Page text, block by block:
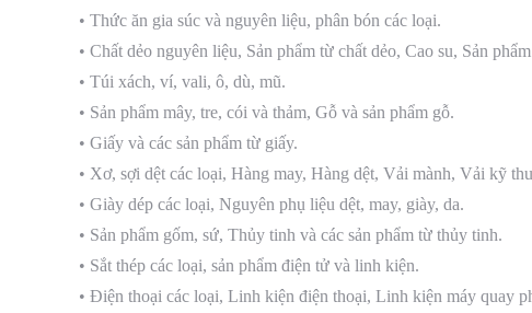
• Thức ăn gia súc và nguyên liệu, phân bón các loại.
• Chất dẻo nguyên liệu, Sản phẩm từ chất dẻo, Cao su, Sản
• Túi xách, ví, vali, ô, dù, mũ.
• Sản phẩm mây, tre, cói và thảm, Gỗ và sản phẩm gỗ.
• Giấy và các sản phẩm từ giấy.
• Xơ, sợi dệt các loại, Hàng may, Hàng dệt, Vải mành, Vải kỹ
• Giày dép các loại, Nguyên phụ liệu dệt, may, giày, da.
• Sản phẩm gốm, sứ, Thủy tinh và các sản phẩm từ thủy tinh.
• Sắt thép các loại, sản phẩm điện tử và linh kiện.
• Điện thoại các loại, Linh kiện điện thoại, Linh kiện máy quay